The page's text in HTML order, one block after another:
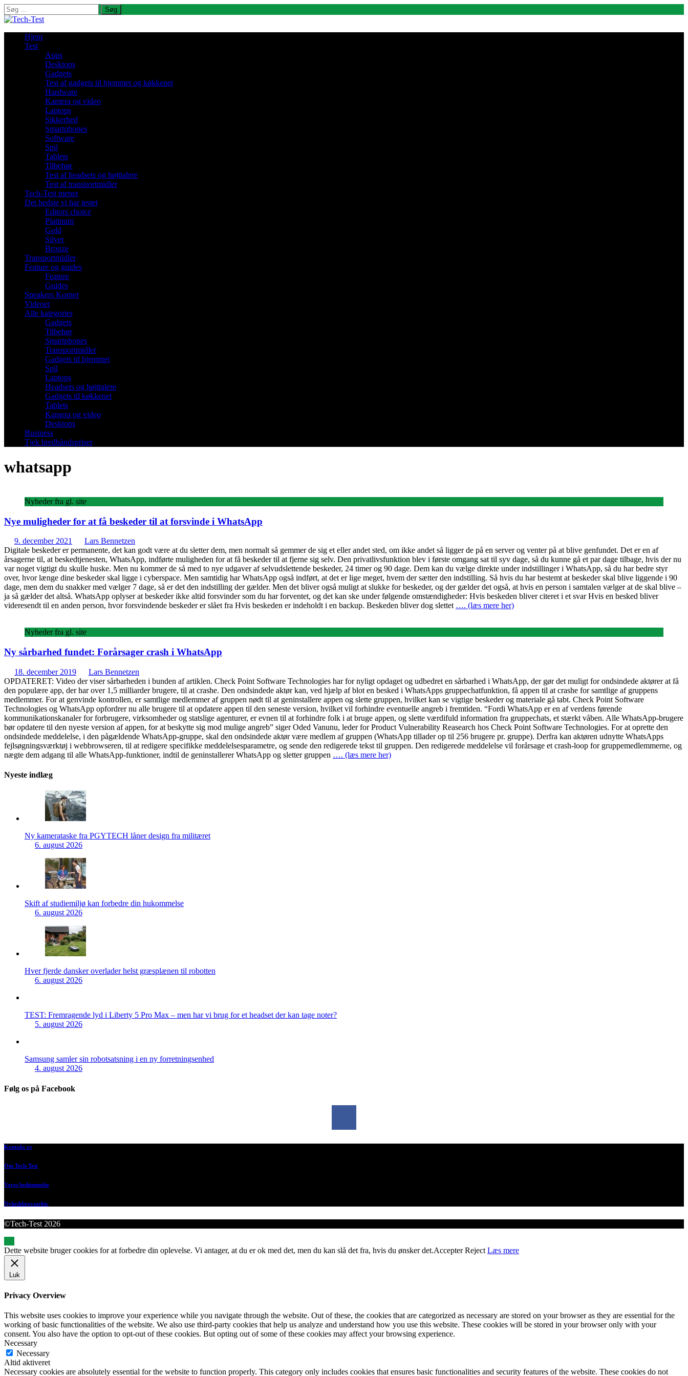
Søg
efter:
Hjem
Test
Apps
Desktops
Gadgets
Test af gadgets til hjemmet og køkkenet
Hardware
Kamera og video
Laptops
Sikkerhed
Smartphones
Software
Spil
Tablets
Tilbehør
Test af headsets og højttalere
Test af transportmidler
Tech-Test mener
Det bedste vi har testet
Editors choice
Platinum
Gold
Silver
Bronze
Transportmidler
Feature og guides
Feature
Guides
Speakers Korner
Videoer
Alle kategorier
Gadgets
Tilbehør
Smartphones
Transportmidler
Gadgets til hjemmet
Spil
Laptops
Headsets og højttalere
Gadgets til køkkenet
Tablets
Kamera og video
Desktops
Business
Tjek bredbåndspriser
whatsapp
Nyheder fra gl. site
Nye muligheder for at få beskeder til at forsvinde i WhatsApp
9. december 2021
Lars Bennetzen
Digitale beskeder er permanente, det kan godt være at du sletter dem, men normalt så gemmer de sig et eller andet sted, om ikke andet så ligger de på en server og venter på at blive genfundet. Det er en af
årsagerne til, at beskedtjenesten, WhatsApp, indførte muligheden for at få beskeder til at fjerne sig selv. Den privatlivsfunktion blev i første omgang sat til syv dage, så du kunne gå et par dage tilbage, hvis der nu
var noget vigtigt du skulle huske. Men nu kommer de så med to nye udgaver af selvudslettende beskeder, 24 timer og 90 dage. Dem kan du vælge direkte under indstillinger i WhatsApp, så du har bedre styr
over, hvor længe dine beskeder skal ligge i cyberspace. Men samtidig har WhatsApp også indført, at det er lige meget, hvem der sætter den indstilling. Så hvis du har bestemt at beskeder skal blive liggende i 90
dage, men dem du snakker med vælger 7 dage, så er det den indstilling der gælder. Men det bliver også muligt at slukke for beskeder, og der gælder det også, at hvis en person i samtalen vælger at de skal blive –
ja så gælder det altså. WhatsApp oplyser at beskeder ikke altid forsvinder som du har forventet, og det kan ske under følgende omstændigheder: Hvis beskeden bliver citeret i et svar Hvis en besked bliver
videresendt til en anden person, hvor forsvindende beskeder er slået fra Hvis beskeden er indeholdt i en backup. Beskeden bliver dog slettet …. (læs mere her)
Nyheder fra gl. site
Ny sårbarhed fundet: Forårsager crash i WhatsApp
18. december 2019
Lars Bennetzen
OPDATERET: Video der viser sårbarheden i bunden af artiklen. Check Point Software Technologies har for nyligt opdaget og udbedret en sårbarhed i WhatsApp, der gør det muligt for ondsindede aktører at få
den populære app, der har over 1,5 milliarder brugere, til at crashe. Den ondsindede aktør kan, ved hjælp af blot en besked i WhatsApps gruppechatfunktion, få appen til at crashe for samtlige af gruppens
medlemmer. For at genvinde kontrollen, er samtlige medlemmer af gruppen nødt til at geninstallere appen og slette gruppen, hvilket kan se vigtige beskeder og materiale gå tabt. Check Point Software
Technologies og WhatsApp opfordrer nu alle brugere til at opdatere appen til den seneste version, hvilket vil forhindre eventuelle angreb i fremtiden. “Fordi WhatsApp er en af verdens førende
kommunikationskanaler for forbrugere, virksomheder og statslige agenturer, er evnen til at forhindre folk i at bruge appen, og slette værdifuld information fra gruppechats, et stærkt våben. Alle WhatsApp-brugere
bør opdatere til den nyeste version af appen, for at beskytte sig mod mulige angreb” siger Oded Vanunu, leder for Product Vulnerability Reasearch hos Check Point Software Technologies. For at oprette den
ondsindede meddelelse, i den pågældende WhatsApp-gruppe, skal den ondsindede aktør være medlem af gruppen (WhatsApp tillader op til 256 brugere pr. gruppe). Derfra kan aktøren udnytte WhatsApps
fejlsøgningsværktøj i webbrowseren, til at redigere specifikke meddelelsesparametre, og sende den redigerede tekst til gruppen. Den redigerede meddelelse vil forårsage et crash-loop for gruppemedlemmerne, og
nægte dem adgang til alle WhatsApp-funktioner, indtil de geninstallerer WhatsApp og sletter gruppen …. (læs mere her)
Nyeste indlæg
Ny kamerataske fra PGYTECH låner design fra militæret
6. august 2026
Skift af studiemiljø kan forbedre din hukommelse
6. august 2026
Hver fjerde dansker overlader helst græsplænen til robotten
6. august 2026
TEST: Fremragende lyd i Liberty 5 Pro Max – men har vi brug for et headset der kan tage noter?
5. august 2026
Samsung samler sin robotsatsning i en ny forretningsenhed
4. august 2026
Følg os på Facebook
Kontakt os
Om Tech-Test
Vores bedømmelse
Nyhedsbrevsarkiv
©Tech-Test 2026
Dette website bruger cookies for at forbedre din oplevelse. Vi antager, at du er ok med det, men du kan slå det fra, hvis du ønsker det.Accepter Reject Læs mere
Luk
Privacy Overview
This website uses cookies to improve your experience while you navigate through the website. Out of these, the cookies that are categorized as necessary are stored on your browser as they are essential for the
working of basic functionalities of the website. We also use third-party cookies that help us analyze and understand how you use this website. These cookies will be stored in your browser only with your
consent. You also have the option to opt-out of these cookies. But opting out of some of these cookies may affect your browsing experience.
Necessary
Necessary
Altid aktiveret
Necessary cookies are absolutely essential for the website to function properly. This category only includes cookies that ensures basic functionalities and security features of the website. These cookies do not